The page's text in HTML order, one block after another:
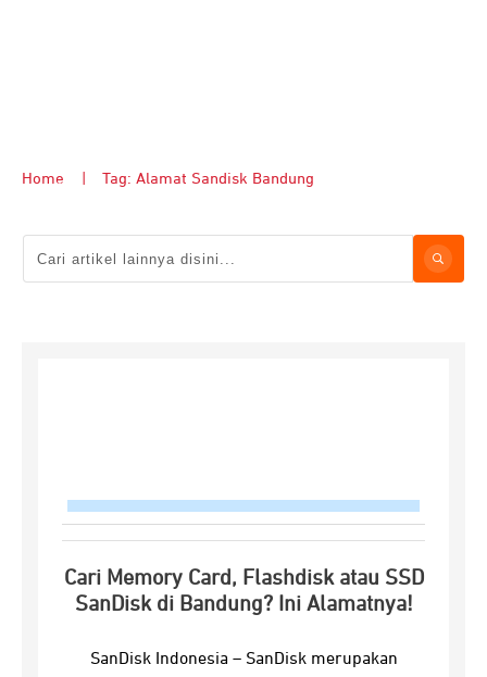
Home Tag: Alamat Sandisk Bandung
Cari Memory Card, Flashdisk atau SSD
SanDisk di Bandung? Ini Alamatnya!
SanDisk Indonesia – SanDisk merupakan